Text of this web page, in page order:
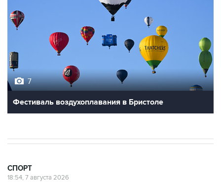
7
Фестиваль воздухоплавания в Бристоле
СПОРТ
18:54, 7 августа 2026